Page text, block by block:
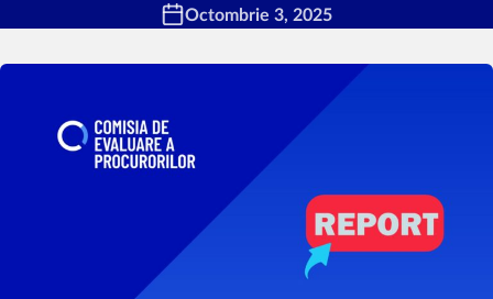
Octombrie 3, 2025